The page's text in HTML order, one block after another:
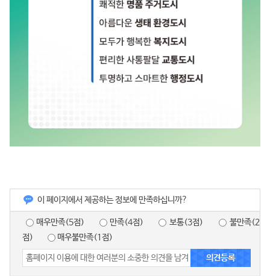
이 페이지에서 제공하는 정보에 만족하십니까?
매우만족(5점) 만족(4점) 보통(3점)
점)
매우불만족(1점)